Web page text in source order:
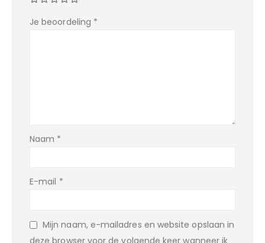
Je beoordeling *
Naam *
E-mail *
Mijn naam, e-mailadres en website opslaan in